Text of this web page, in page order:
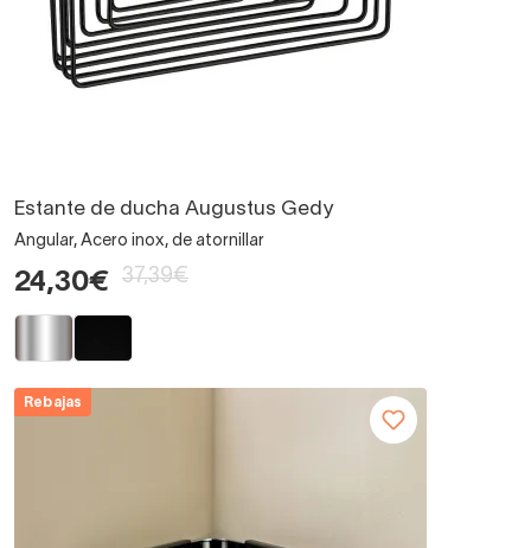
Estante de ducha Augustus Gedy
Angular, Acero inox, de atornillar
24,30€ 37,39€
Rebajas